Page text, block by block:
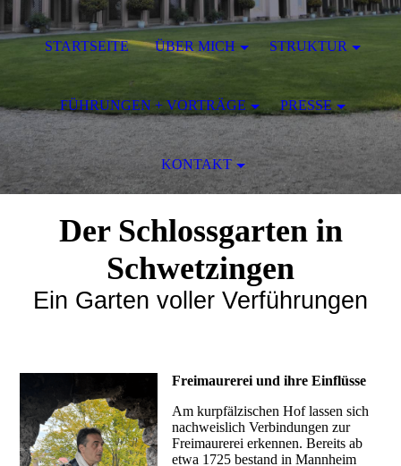
Der Schlossgarten in
Schwetzingen
Ein Garten voller Verführungen
Freimaurerei und ihre Einflüsse
Am kurpfälzischen Hof lassen sich
nachweislich Verbindungen zur
Freimaurerei erkennen. Bereits ab
etwa 1725 bestand in Mannheim
STARTSEITE ÜBER MICH STRUKTUR
FÜHRUNGEN + VORTRÄGE PRESSE
KONTAKT